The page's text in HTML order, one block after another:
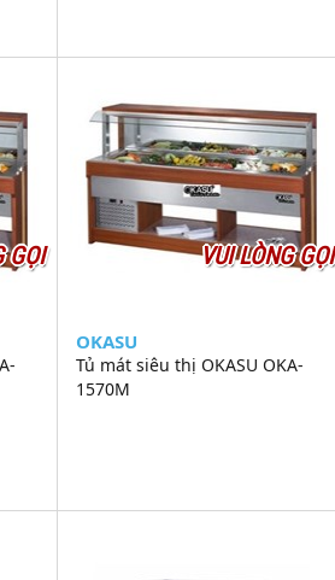
GỌI VUI LÒNG GỌI
OKASU
Tủ mát siêu thị OKASU OKA-
1570M